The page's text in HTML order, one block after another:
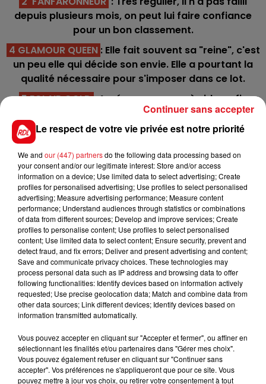
depuis plusieurs mois, on peut lui faire confiance
pour un bon classement.
4 GLAMOUR QUEEN : Elle fait souvent sa "reine", c'est
un peu elle qui décide son envie. Elle a pourtant la
qualité nécessaire pour s'imposer dans ce lot.
5 ECLAIR GOLD: Aprés un passage à vide en fin
d'année 2022, et un break de 3 mois, il vient de
s'imposer dans un bon style sur cette piste. A
**********
FILS D'ACTUS
15 juillet 2026
Le respect de votre vie privée est notre priorité
We and our (447) partnersdo the following data processing based on
your consent and/or our legitimate interest: Store and/or access
information on a device; Use limited data to select advertising; Create
profiles for personalised advertising; Use profiles to select personalised
advertising; Measure advertising performance; Measure content
performance; Understand audiences through statistics or combinations
of data from different sources; Develop and improve services; Create
profiles to personalise content; Use profiles to select personalised
content; Use limited data to select content; Ensure security, prevent and
detect fraud, and fix errors; Deliver and present advertising and content;
Save and communicate privacy choices. These technologies may
process personal data such as IP address and browsing data to offer
following functionalities: Identify devices based on information actively
requested; Use precise geolocation data; Match and combine data from
other data sources; Link different devices; Identify devices based on
information transmitted automatically.
Vous pouvez accepter en cliquant sur "Accepter et fermer", ou affiner en
sélectionnant les finalités et/ou partenaires dans "Gérer mes choix".
Vous pouvez également refuser en cliquant sur "Continuer sans
accepter". Vos préférences ne s'appliqueront que pour ce site. Vous
pouvez mettre à jour vos choix, ou retirer votre consentement à tout
Continuer sans accepter